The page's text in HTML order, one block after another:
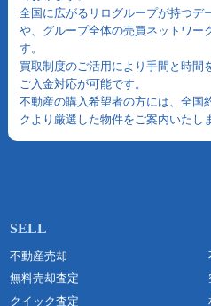
全国に広がるリログループが持つデ
や、グループ全体の売買ネットワー
す。
買取制度のご活用により手間と時間
ご入金対応が可能です。
不動産の購入希望者の方には、全国
クより厳選した物件をご案内いたし
不動産売却
無料売却査定
クイック査定